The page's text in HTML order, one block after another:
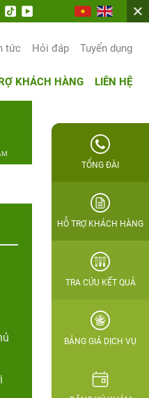
tức Hỏi đáp Tuyển dụng
KHÁCH HÀNG LIÊN HỆ
TỔNG ĐÀI
HỖ TRỢ KHÁCH HÀNG
TRA CỨU KẾT QUẢ
BẢNG GIÁ DỊCH VỤ